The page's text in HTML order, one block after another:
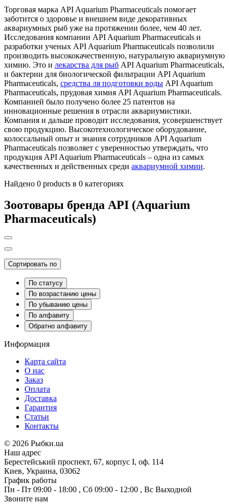
Торговая марка API Aquarium Pharmaceuticals помогает
заботится о здоровье и внешнем виде декоративных
аквариумных рыб уже на протяжении более, чем 40 лет.
Исследования компании API Aquarium Pharmaceuticals и
разработки ученых API Aquarium Pharmaceuticals позволили
производить высококачественную, натуральную аквариумную
химию. Это и лекарства для рыб API Aquarium Pharmaceuticals,
и бактерии для биологической фильтрации API Aquarium
Pharmaceuticals, средства ля подготовки воды API Aquarium
Pharmaceuticals, прудовая химия API Aquarium Pharmaceuticals.
Компанией было получено более 25 патентов на
инновационные решения в отрасли аквариумистики.
Компания и дальше проводит исследования, усовершенствует
свою продукцию. Высокотехнологическое оборудование,
колоссальный опыт и знания сотрудников API Aquarium
Pharmaceuticals позволяет с уверенностью утверждать, что
продукция API Aquarium Pharmaceuticals – одна из самых
качественных и действенных среди аквариумной химии.
Найдено 0 products в 0 категориях
Зоотовары бренда API (Aquarium
Pharmaceuticals)
Сортировать по
По статусу
По возрастанию цены
По убыванию цены
По алфавиту
Обратно алфавиту
Информация
Карта сайта
О нас
Заказ
Оплата
Доставка
Гарантия
Статьи
Контакты
© 2026 Рыбки.ua
Наш адрес
Берестейський проспект, 67, корпус I, оф. 114
Киев, Украина, 03062
График работы
Пн - Пт 09:00 - 18:00 , Сб 09:00 - 12:00 , Вс Выходной
Звоните нам